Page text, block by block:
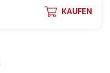
KAUFEN